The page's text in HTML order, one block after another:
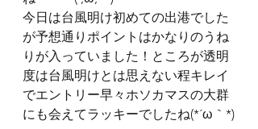
今日は台風明け初めての出港でした
が予想通りポイントはかなりのうね
りが入っていました！ところが透明
度は台風明けとは思えない程キレイ
でエントリー早々ホソカマスの大群
にも会えてラッキーでしたね(*´ω｀*)